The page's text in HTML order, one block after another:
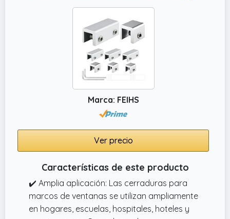
Marca: FEIHS
Ver precio
Características de este producto
✔️ Amplia aplicación: Las cerraduras para
marcos de ventanas se utilizan ampliamente
en hogares, escuelas, hospitales, hoteles y